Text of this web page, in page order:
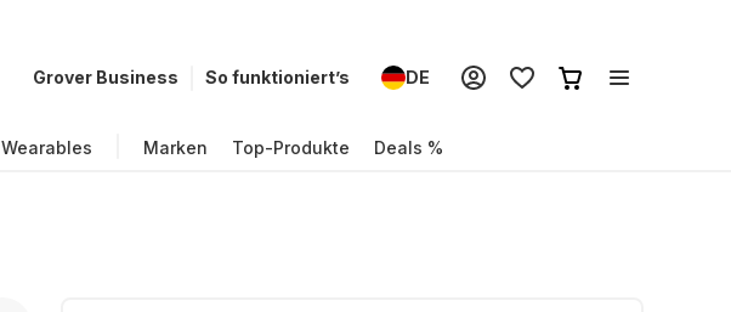
Grover Business So funktioniert’s DE
Wearables Marken Top-Produkte Deals %